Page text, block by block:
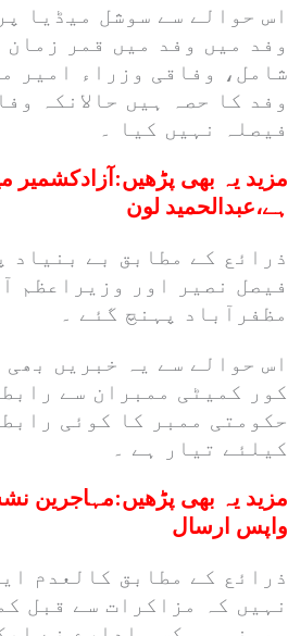
اس حوالے سے سوشل میڈیا
وفد میں وفد میں قمر
شامل، وفاقی وزراء امیر
وفد کا حصہ ہیں حالانکہ
فیصلہ نہیں کیا ۔
مزید یہ بھی پڑھیں: آزادکشمیر
ہے،عبدالحمید لون
ذرائع کے مطابق بے بنیاد
فیصل نصیر اور وزیراعظم
مظفرآباد پہنچ گئے ۔
اس حوالے سے یہ خبریں
کور کمیٹی ممبران سے
حکومتی ممبر کا کوئی
کیلئے تیار ہے ۔
مزید یہ بھی پڑھیں:مہاجرین
واپس ارسال
ذرائع کے مطابق کالعدم
نہیں کہ مزاکرات سے قبل